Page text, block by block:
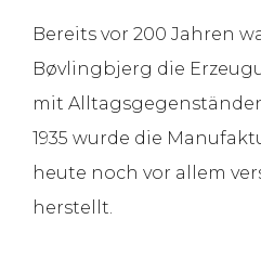
Bereits vor 200 Jahren
Bøvlingbjerg die
mit
1935 wurde die
heute noch vor allem
herstellt.